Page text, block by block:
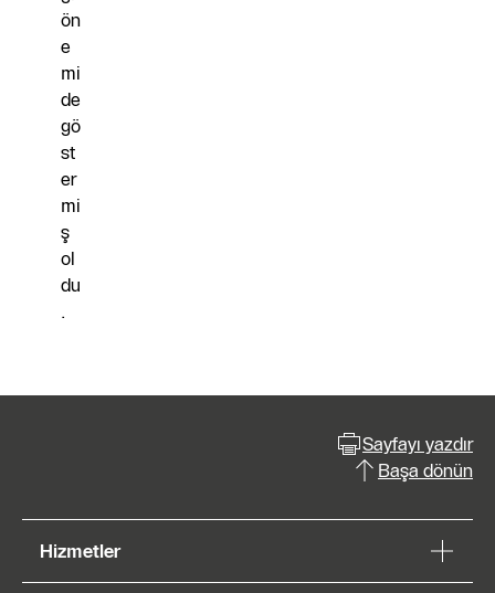
ön
e
mi
de
gö
st
er
mi
ş
ol
du
.
Sayfayı yazdır
Başa dönün
Hizmetler